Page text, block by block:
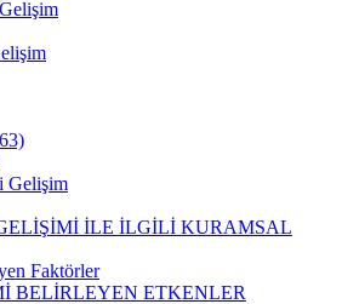
Gelişim
İLE İLGİLİ KURAMSAL
Faktörler
BELİRLEYEN ETKENLER